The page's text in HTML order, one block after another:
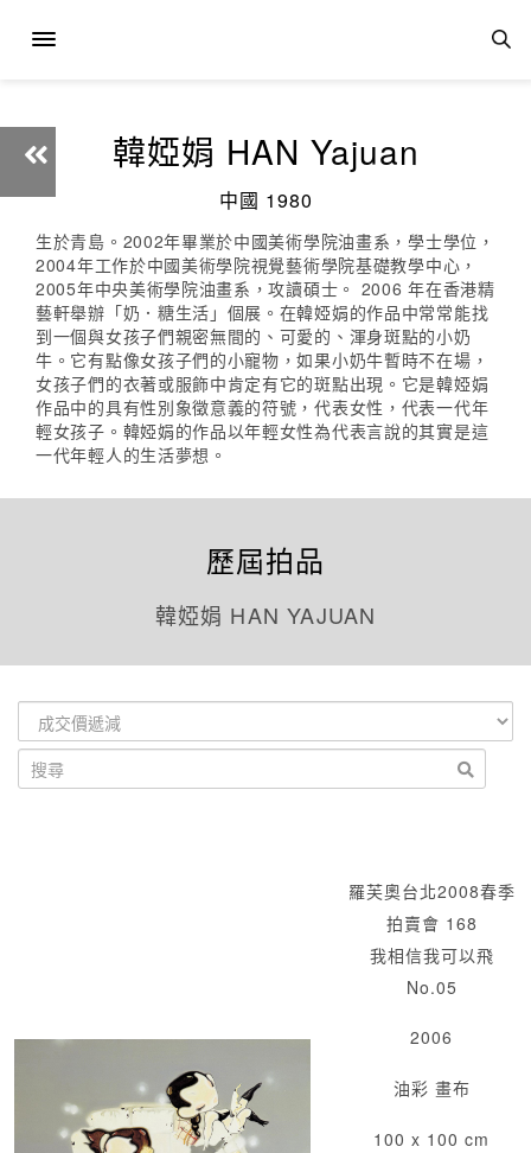
韓婭娟 HAN Yajuan
中國 1980
生於青島。2002年畢業於中國美術學院油畫系，學士學位，
2004年工作於中國美術學院視覺藝術學院基礎教學中心，
2005年中央美術學院油畫系，攻讀碩士。 2006 年在香港精
藝軒舉辦「奶．糖生活」個展。在韓婭娟的作品中常常能找
到一個與女孩子們親密無間的、可愛的、渾身斑點的小奶
牛。它有點像女孩子們的小寵物，如果小奶牛暫時不在場，
女孩子們的衣著或服飾中肯定有它的斑點出現。它是韓婭娟
作品中的具有性別象徵意義的符號，代表女性，代表一代年
輕女孩子。韓婭娟的作品以年輕女性為代表言說的其實是這
一代年輕人的生活夢想。
歷屆拍品
韓婭娟 HAN YAJUAN
羅芙奧台北2008春季
拍賣會 168
我相信我可以飛
No.05
2006
油彩 畫布
100 x 100 cm